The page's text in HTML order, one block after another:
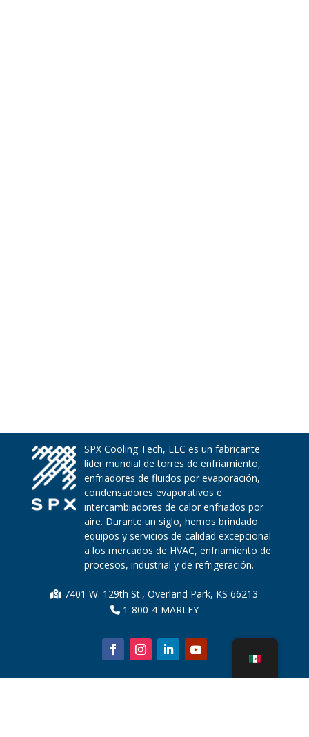
SPX Cooling Tech, LLC es un fabricante
líder mundial de torres de enfriamiento,
enfriadores de fluidos por evaporación,
condensadores evaporativos e
intercambiadores de calor enfriados por
aire. Durante un siglo, hemos brindado
equipos y servicios de calidad excepcional
a los mercados de HVAC, enfriamiento de
procesos, industrial y de refrigeración.
7401 W. 129th St., Overland Park, KS 66213
1-800-4-MARLEY